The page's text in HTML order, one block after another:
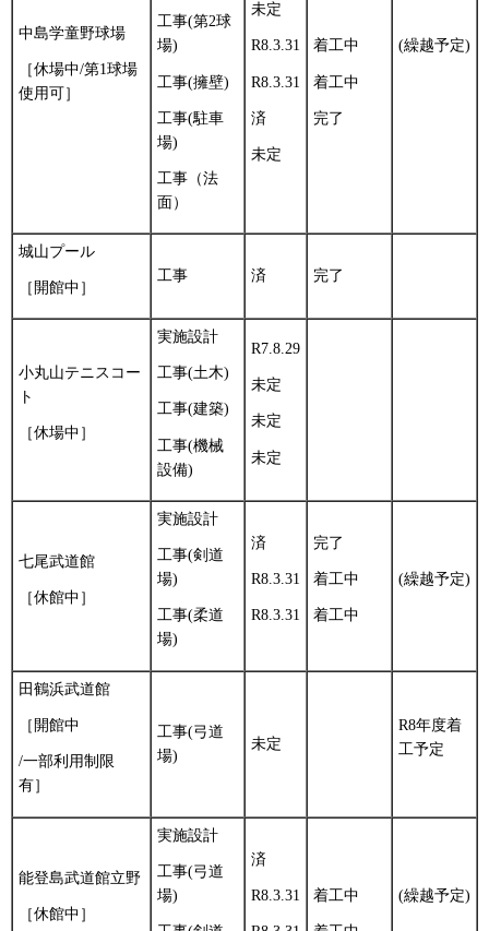
中島学童野球場
［休場中/第1球場
使用可］
工事(第2球
場)
工事(擁壁)
工事(駐車
場)
工事（法
面）
未定
R8.3.31
R8.3.31
済
未定
着工中
着工中
完了
(繰越予定)
城山プール
［開館中］
工事 済 完了
小丸山テニスコー
ト
［休場中］
実施設計
工事(土木)
工事(建築)
工事(機械
設備)
R7.8.29
未定
未定
未定
七尾武道館
［休館中］
実施設計
工事(剣道
場)
工事(柔道
場)
済
R8.3.31
R8.3.31
完了
着工中
着工中
(繰越予定)
田鶴浜武道館
［開館中
/一部利用制限
有］
工事(弓道
場)
未定
R8年度着
工予定
能登島武道館立野
［休館中］
実施設計
工事(弓道
場)
済
R8.3.31 着工中 (繰越予定)